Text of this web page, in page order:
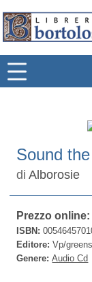
Sound
diAlborosie
Prezzo online:
ISBN:
Editore:Vp/
Genere:Audio Cd